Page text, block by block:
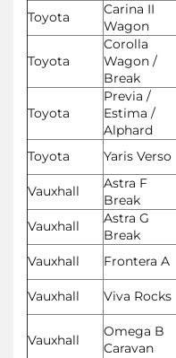
Toyota
Carina II
Wagon
Toyota
Corolla
Wagon /
Break
Toyota
Previa /
Estima /
Alphard
Toyota
Yaris Verso
Vauxhall
Astra F
Break
Vauxhall
Astra G
Break
Vauxhall
Frontera A
Vauxhall
Viva Rocks
Vauxhall
Omega B
Caravan